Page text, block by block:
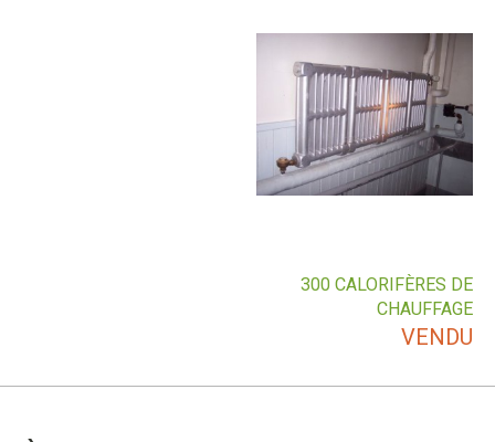
300 CALORIFÈRES DE
CHAUFFAGE
VENDU